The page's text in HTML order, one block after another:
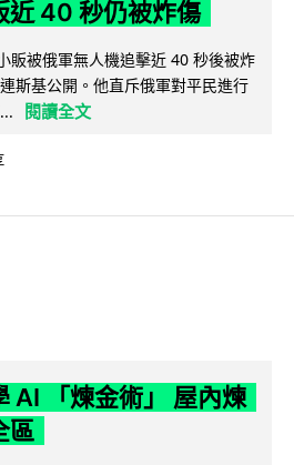
近 40 秒仍被炸傷
販被俄軍無人機追擊近 40 秒後被炸
斯基公開。他直斥俄軍對平民進行
閱讀全文
AI 「煉金術」 屋內煉
區